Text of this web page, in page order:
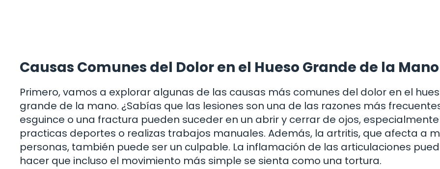
Causas Comunes del Dolor en el Hueso Grande de la Mano
Primero, vamos a explorar algunas de las causas más comunes del dolor en el
grande de la mano. ¿Sabías que las lesiones son una de las razones más
esguince o una fractura pueden suceder en un abrir y cerrar de ojos,
practicas deportes o realizas trabajos manuales. Además, la artritis, que afecta a
personas, también puede ser un culpable. La inflamación de las articulaciones
hacer que incluso el movimiento más simple se sienta como una tortura.